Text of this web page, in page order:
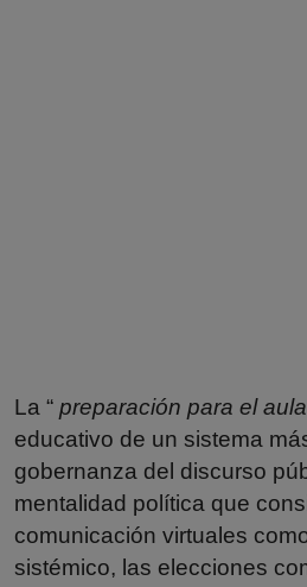
La “ preparación para el aula
educativo de un sistema
gobernanza del discurso
mentalidad política que
comunicación virtuales
sistémico, las elecciones